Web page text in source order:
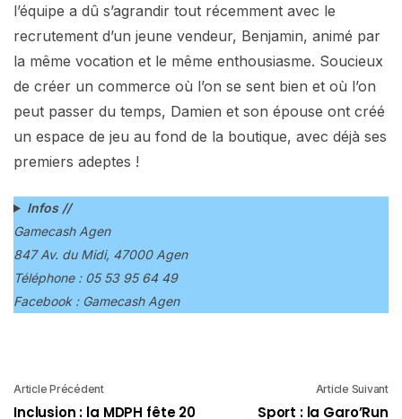
l’équipe a dû s’agrandir tout récemment avec le
recrutement d’un jeune vendeur, Benjamin, animé par
la même vocation et le même enthousiasme. Soucieux
de créer un commerce où l’on se sent bien et où l’on
peut passer du temps, Damien et son épouse ont créé
un espace de jeu au fond de la boutique, avec déjà ses
premiers adeptes !
Infos //
Gamecash Agen
847 Av. du Midi, 47000 Agen
Téléphone : 05 53 95 64 49
Facebook : Gamecash Agen
Article Précédent
Inclusion : la MDPH fête 20
Article Suivant
Sport : la Garo’Run